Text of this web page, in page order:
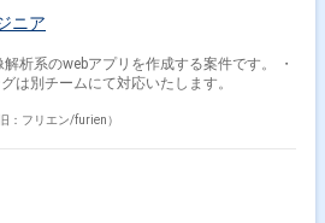
ニア
析系のwebアプリを作成する案件です。 ・
は別チームにて対応いたします。
：フリエン/furien）